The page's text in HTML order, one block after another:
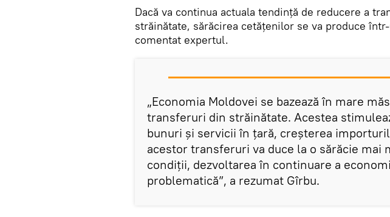
Dacă va continua actuala tendință de reducere a
străinătate, sărăcirea cetățenilor se va produce
comentat expertul.
„Economia Moldovei se bazează în mare
transferuri din străinătate. Acestea
bunuri și servicii în țară, creșterea
acestor transferuri va duce la o sărăcie mai
condiții, dezvoltarea în continuare a
problematică”, a rezumat Gîrbu.